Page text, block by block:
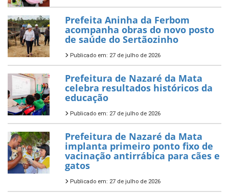
Prefeita Aninha da Ferbom
acompanha obras do novo posto
de saúde do Sertãozinho
Publicado em: 27 de julho de 2026
Prefeitura de Nazaré da Mata
celebra resultados históricos da
educação
Publicado em: 27 de julho de 2026
Prefeitura de Nazaré da Mata
implanta primeiro ponto fixo de
vacinação antirrábica para cães e
gatos
Publicado em: 27 de julho de 2026